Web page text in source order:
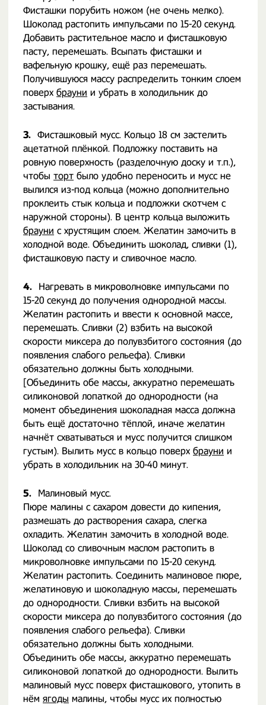
Фисташки порубить ножом (не очень мелко).
Шоколад растопить импульсами по 15-20 секунд.
Добавить растительное масло и фисташковую
пасту, перемешать. Всыпать фисташки и
вафельную крошку, ещё раз перемешать.
Получившуюся массу распределить тонким слоем
поверх брауни и убрать в холодильник до
застывания.
3. Фисташковый мусс. Кольцо 18 см застелить
ацетатной плёнкой. Подложку поставить на
ровную поверхность (разделочную доску и т.п.),
чтобы торт было удобно переносить и мусс не
вылился из-под кольца (можно дополнительно
проклеить стык кольца и подложки скотчем с
наружной стороны). В центр кольца выложить
брауни с хрустящим слоем. Желатин замочить в
холодной воде. Объединить шоколад, сливки (1),
фисташковую пасту и сливочное масло.
4.
Нагревать в микроволновке импульсами по
15-20 секунд до получения однородной массы.
Желатин растопить и ввести к основной массе,
перемешать. Сливки (2) взбить на высокой
скорости миксера до полувзбитого состояния (до
появления слабого рельефа). Сливки
обязательно должны быть холодными.
[Объединить обе массы, аккуратно перемешать
силиконовой лопаткой до однородности (на
момент объединения шоколадная масса должна
быть ещё достаточно тёплой, иначе желатин
начнёт схватываться и мусс получится слишком
густым). Вылить мусс в кольцо поверх брауни и
убрать в холодильник на 30-40 минут.
5.
Малиновый мусс.
Пюре малины с сахаром довести до кипения,
размешать до растворения сахара, слегка
охладить. Желатин замочить в холодной воде.
Шоколад со сливочным маслом растопить в
микроволновке импульсами по 15-20 секунд.
Желатин растопить. Соединить малиновое пюре,
желатиновую и шоколадную массы, перемешать
до однородности. Сливки взбить на высокой
скорости миксера до полувзбитого состояния (до
появления слабого рельефа). Сливки
обязательно должны быть холодными.
Объединить обе массы, аккуратно перемешать
силиконовой лопаткой до однородности. Вылить
малиновый мусс поверх фисташкового, утопить в
нём ягоды малины, чтобы мусс их полностью